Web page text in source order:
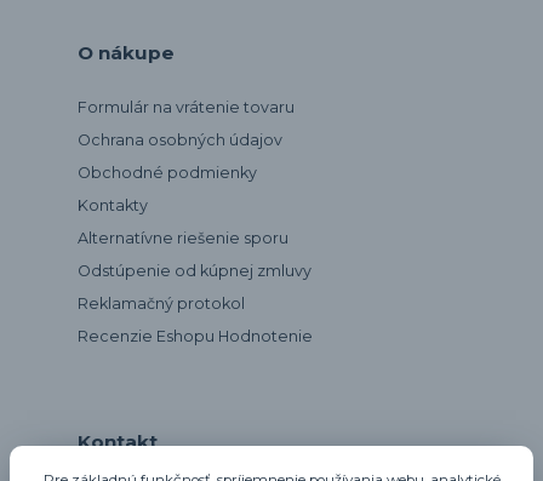
O nákupe
Formulár na vrátenie tovaru
Ochrana osobných údajov
Obchodné podmienky
Kontakty
Alternatívne riešenie sporu
Odstúpenie od kúpnej zmluvy
Reklamačný protokol
Recenzie Eshopu Hodnotenie
Kontakt